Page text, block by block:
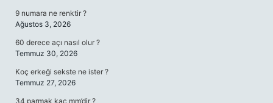
9 numara ne renktir ?
Ağustos 3, 2026
60 derece açı nasıl olur ?
Temmuz 30, 2026
Koç erkeği sekste ne ister ?
Temmuz 27, 2026
34 parmak kaç mm’dir ?